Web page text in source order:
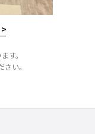
す。
い。